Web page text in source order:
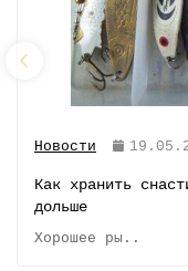
Новости
Как хранить
дольше
Хорошее ры..